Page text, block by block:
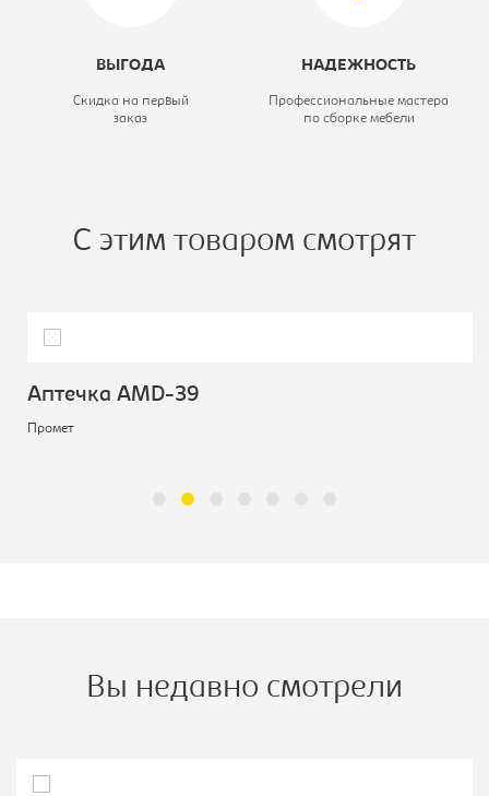
ВЫГОДА
Скидка на первый
заказ
НАДЕЖНОСТЬ
Профессиональные мастера
по сборке мебели
С этим товаром смотрят
Аптечка AMD-39
Промет
Вы недавно смотрели